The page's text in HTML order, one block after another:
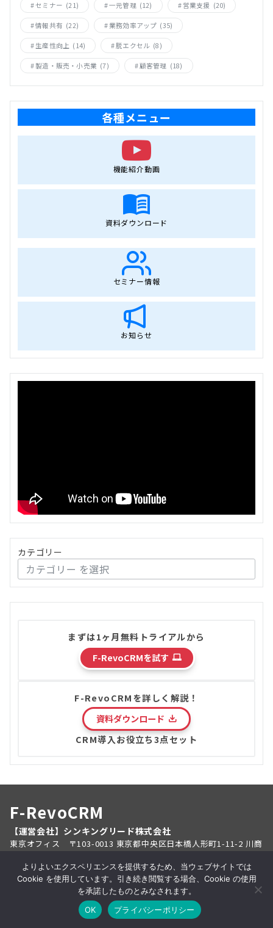
セミナー (21) 一元管理 (12) 営業支援 (20)
情報共有 (22) 業務効率アップ (35)
生産性向上 (14) 脱エクセル (8)
製造・販売・小売業 (7) 顧客管理 (18)
各種メニュー
機能紹介動画
資料ダウンロード
セミナー情報
お知らせ
カテゴリー
まずは1ヶ月無料トライアルから
F-RevoCRMを試す
F-RevoCRMを詳しく解説！
資料ダウンロード
CRM導入お役立ち3点セット
F-RevoCRM
【運営会社】シンキングリード株式会社
東京オフィス 〒103-0013 東京都中央区日本橋人形町1-11-2 川商
大分オフィス 〒870-0021 大分県大分市府内町2丁目5-2 平山ビル
4F
よりよいエクスペリエンスを提供するため、当ウェブサイトでは
Cookie を使用しています。引き続き閲覧する場合、Cookie の使用
を承諾したものとみなされます。
OK
プライバシーポリシー